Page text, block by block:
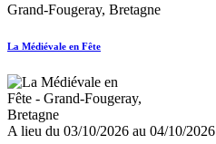
Grand-Fougeray, Bretagne
La Médiévale en Fête
A lieu du 03/10/2026 au 04/10/2026